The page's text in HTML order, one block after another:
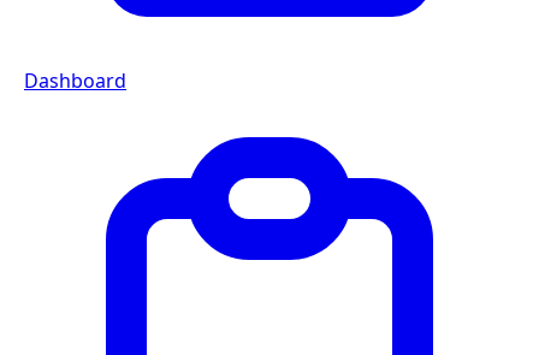
Dashboard